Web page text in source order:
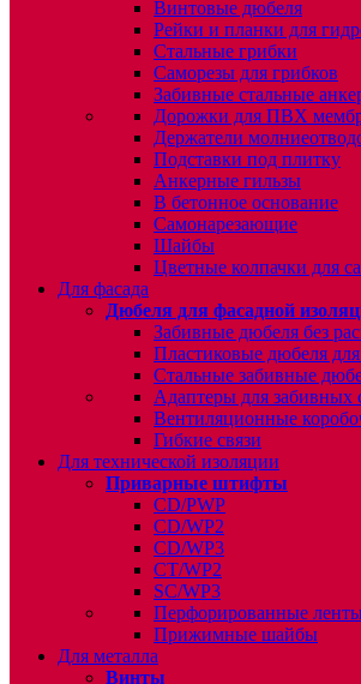
Винтовые дюбеля
Рейки и планки для
Стальные грибки
Саморезы для грибков
Забивные стальные
Дорожки для ПВХ
Держатели
Подставки под плитку
Анкерные гильзы
В бетонное основание
Самонарезающие
Шайбы
Цветные колпачки для
Для фасада
Дюбеля для фасадной
Забивные дюбеля без
Пластиковые дюбеля
Стальные забивные
Адаптеры для забивных
Вентиляционные
Гибкие связи
Для технической изоляции
Приварные штифты
CD/PWP
CD/WP2
CD/WP3
CT/WP2
SC/WP3
Перфорированные
Прижимные шайбы
Для металла
Винты